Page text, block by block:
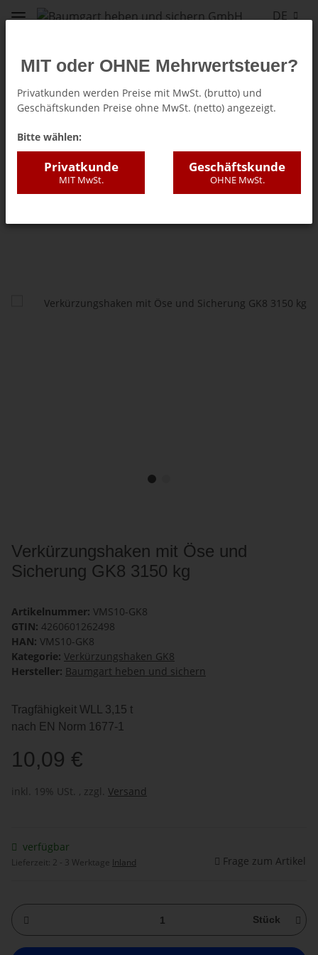
DE
Verkürzungshaken GK8
Verkürzungshaken mit Öse und
Sicherung GK8 3150 kg
Artikelnummer: VMS10-GK8
GTIN: 4260601262498
HAN: VMS10-GK8
Kategorie: Verkürzungshaken GK8
Hersteller: Baumgart heben und sichern
Tragfähigkeit WLL 3,15 t
nach EN Norm 1677-1
10,09 €
inkl. 19% USt. , zzgl. Versand
verfügbar
Lieferzeit: 2 - 3 Werktage Inland Frage zum Artikel
Stück
MIT oder OHNE Mehrwertsteuer?
Privatkunden werden Preise mit MwSt. (brutto) und
Geschäftskunden Preise ohne MwSt. (netto) angezeigt.
Bitte wählen:
Privatkunde
MIT MwSt.
Geschäftskunde
OHNE MwSt.